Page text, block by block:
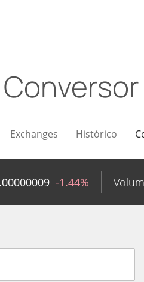
Conversor
Exchanges Histórico
-1.44%